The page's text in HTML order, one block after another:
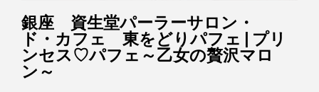
銀座 資生堂パーラーサロン・
ド・カフェ 東をどりパフェ | プリ
ンセス♡パフェ～乙女の贅沢マロ
ン～